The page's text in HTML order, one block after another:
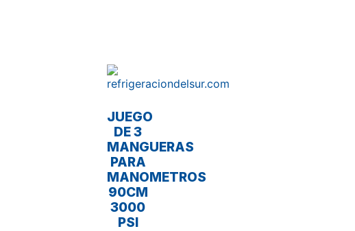
JUEGO
DE 3
MANGUERAS
PARA
MANOMETROS
90CM
3000
PSI